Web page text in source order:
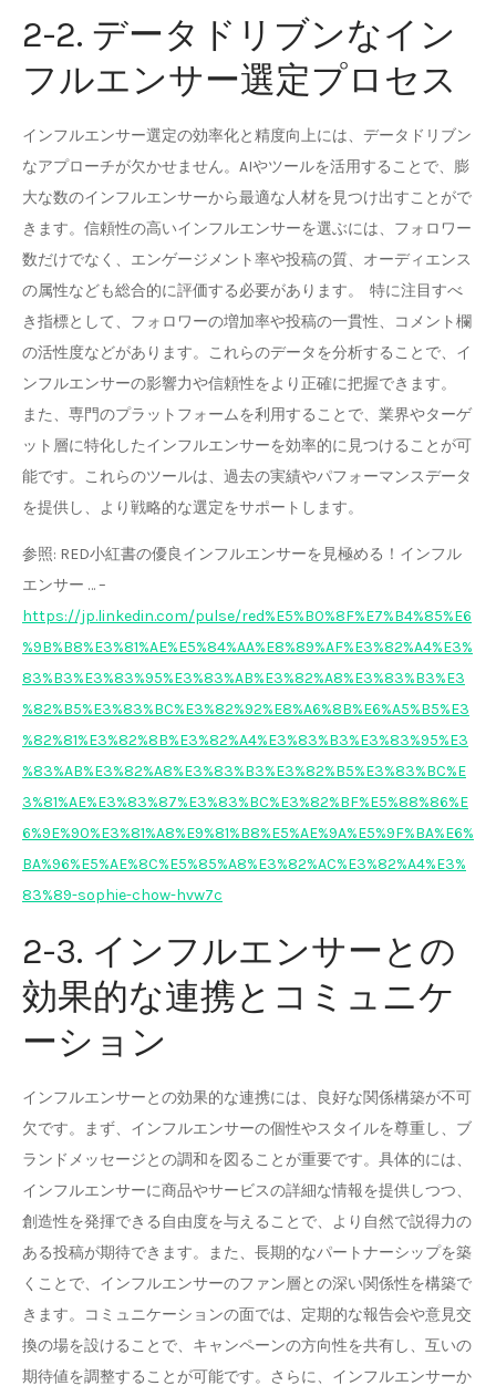
2-2. データドリブンなイン
フルエンサー選定プロセス
インフルエンサー選定の効率化と精度向上には、データドリブン
なアプローチが欠かせません。AIやツールを活用することで、膨
大な数のインフルエンサーから最適な人材を見つけ出すことがで
きます。信頼性の高いインフルエンサーを選ぶには、フォロワー
数だけでなく、エンゲージメント率や投稿の質、オーディエンス
の属性なども総合的に評価する必要があります。 特に注目すべ
き指標として、フォロワーの増加率や投稿の一貫性、コメント欄
の活性度などがあります。これらのデータを分析することで、イ
ンフルエンサーの影響力や信頼性をより正確に把握できます。
また、専門のプラットフォームを利用することで、業界やターゲ
ット層に特化したインフルエンサーを効率的に見つけることが可
能です。これらのツールは、過去の実績やパフォーマンスデータ
を提供し、より戦略的な選定をサポートします。
参照: RED小紅書の優良インフルエンサーを見極める！インフル
エンサー … –
https://jp.linkedin.com/pulse/red%E5%B0%8F%E7%B4%85%E6
%9B%B8%E3%81%AE%E5%84%AA%E8%89%AF%E3%82%A4%E3%
83%B3%E3%83%95%E3%83%AB%E3%82%A8%E3%83%B3%E3
%82%B5%E3%83%BC%E3%82%92%E8%A6%8B%E6%A5%B5%E3
%82%81%E3%82%8B%E3%82%A4%E3%83%B3%E3%83%95%E3
%83%AB%E3%82%A8%E3%83%B3%E3%82%B5%E3%83%BC%E
3%81%AE%E3%83%87%E3%83%BC%E3%82%BF%E5%88%86%E
6%9E%90%E3%81%A8%E9%81%B8%E5%AE%9A%E5%9F%BA%E6%
BA%96%E5%AE%8C%E5%85%A8%E3%82%AC%E3%82%A4%E3%
83%89-sophie-chow-hvw7c
2-3. インフルエンサーとの
効果的な連携とコミュニケ
ーション
インフルエンサーとの効果的な連携には、良好な関係構築が不可
欠です。まず、インフルエンサーの個性やスタイルを尊重し、ブ
ランドメッセージとの調和を図ることが重要です。具体的には、
インフルエンサーに商品やサービスの詳細な情報を提供しつつ、
創造性を発揮できる自由度を与えることで、より自然で説得力の
ある投稿が期待できます。また、長期的なパートナーシップを築
くことで、インフルエンサーのファン層との深い関係性を構築で
きます。コミュニケーションの面では、定期的な報告会や意見交
換の場を設けることで、キャンペーンの方向性を共有し、互いの
期待値を調整することが可能です。さらに、インフルエンサーか